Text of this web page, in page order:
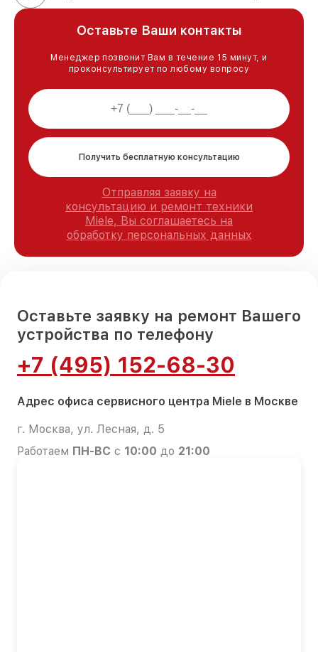
Оставьте Ваши контакты
Менеджер позвонит Вам в течение 15 минут, и
проконсультирует по любому вопросу
Получить бесплатную консультацию
Отправляя заявку на
консультацию и ремонт техники
Miele, Вы соглашаетесь на
обработку персональных данных
Оставьте заявку на ремонт Вашего
устройства по телефону
+7 (495) 152-68-30
Адрес офиса сервисного центра Miele в Москве
г. Москва, ул. Лесная, д. 5
Работаем ПН-ВС с 10:00 до 21:00